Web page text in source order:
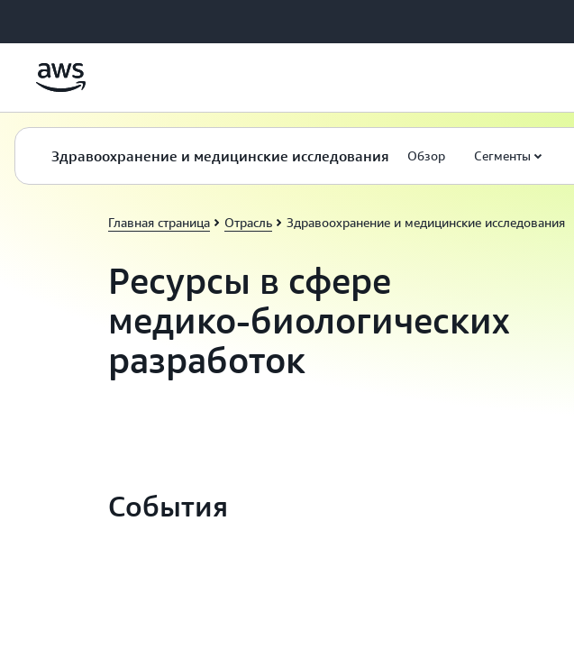
Здравоохранение и медицинские исследования Обзор Сегменты
Главная страница Отрасль Здравоохранение и медицинские исследования
Ресурсы в сфере
медико‑биологических
разработок
События